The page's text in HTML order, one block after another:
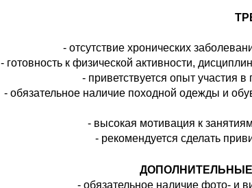
- отсутствие хронических
- готовность к физической активности,
- приветствуется опыт участия
- обязательное наличие походной одежды и
- высокая мотивация к
- рекомендуется сделать
- обязательное наличие фото- и